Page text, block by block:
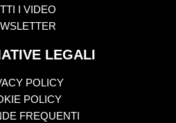
I VIDEO
LEGALI
POLICY
POLICY
FREQUENTI